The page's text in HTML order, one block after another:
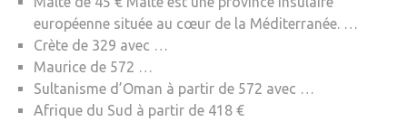
européenne située au cœur de la Méditerranée. …
Crète de 329 avec …
Maurice de 572 …
Sultanisme d’Oman à partir de 572 avec …
Afrique du Sud à partir de 418 €